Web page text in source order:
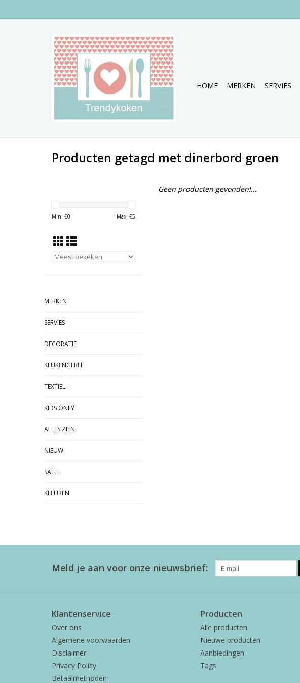
HOME MERKEN SERVIES
Producten getagd met dinerbord groen
Min: €0 Max: €5
MERKEN
SERVIES
DECORATIE
KEUKENGEREI
TEXTIEL
KIDS ONLY
ALLES ZIEN
NIEUW!
SALE!
KLEUREN
Geen producten gevonden!...
Meld je aan voor onze nieuwsbrief:
Klantenservice
Over ons
Algemene voorwaarden
Disclaimer
Privacy Policy
Betaalmethoden
Producten
Alle producten
Nieuwe producten
Aanbiedingen
Tags